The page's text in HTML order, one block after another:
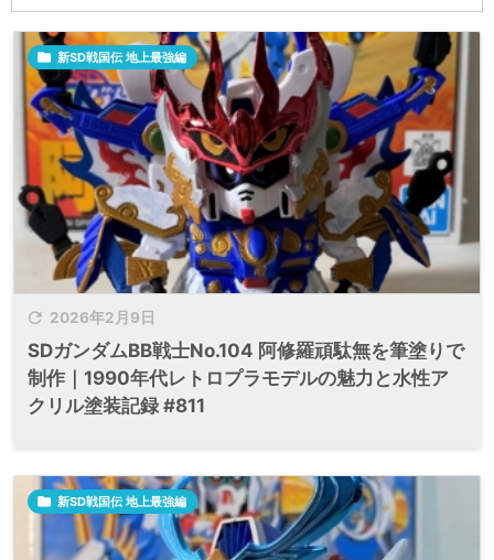
 2026年2月9日
 新SD戦国伝 地上最強編
SDガンダムBB戦士No.104 阿修羅頑駄無を筆塗りで
制作｜1990年代レトロプラモデルの魅力と水性ア
クリル塗装記録 #811
 新SD戦国伝 地上最強編